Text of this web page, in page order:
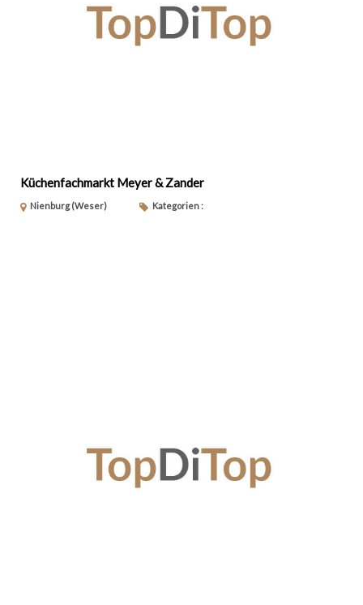
Küchenfachmarkt Meyer & Zander
Nienburg (Weser) Kategorien :